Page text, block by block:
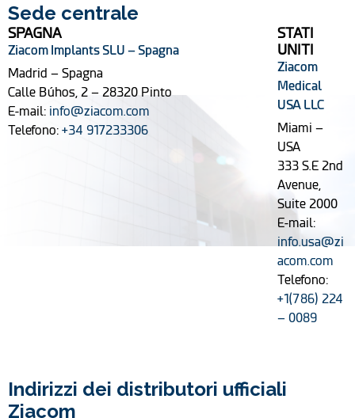
Sede centrale
SPAGNA
Ziacom Implants SLU – Spagna
Madrid – Spagna
Calle Búhos, 2 – 28320 Pinto
E-mail: info@ziacom.com
Telefono: +34 917233306
STATI
UNITI
Ziacom
Medical
USA LLC
Miami –
USA
333 S.E 2nd
Avenue,
Suite 2000
E-mail:
info.usa@zi
acom.com
Telefono:
+1(786) 224
– 0089
Indirizzi dei distributori ufficiali
Ziacom